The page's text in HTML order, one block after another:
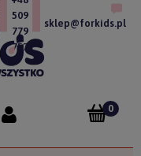
509
779
757
sklep@forkids.pl